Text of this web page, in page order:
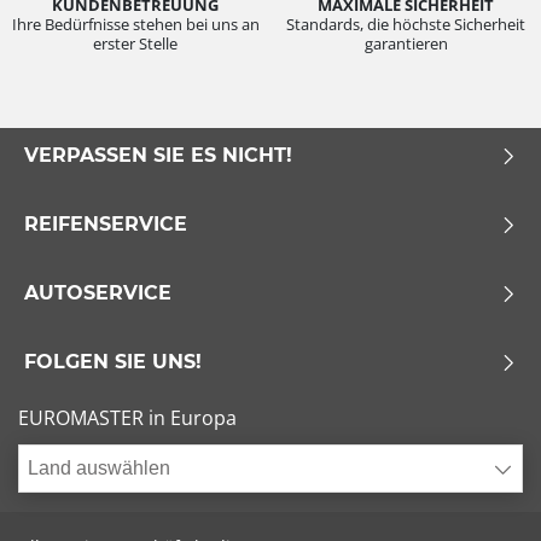
KUNDENBETREUUNG
Ihre Bedürfnisse stehen bei uns an
erster Stelle
MAXIMALE SICHERHEIT
Standards, die höchste Sicherheit
garantieren
VERPASSEN SIE ES NICHT!
REIFENSERVICE
AUTOSERVICE
FOLGEN SIE UNS!
EUROMASTER in Europa
Land auswählen